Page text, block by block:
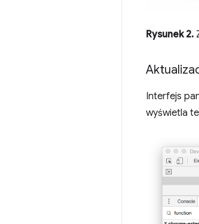
Rysunek 2.
Interfejs
wyświetla